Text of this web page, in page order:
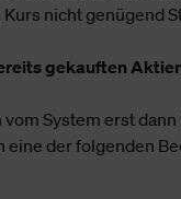
nicht genügend
gekauften
System erst
eine der folgenden